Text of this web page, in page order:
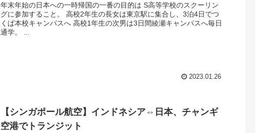
年末年始の日本への一時帰国の一番の目的は S高等学校のスクーリン
グに参加すること。 高校2年生の長女は東京駅に集合し、3泊4日でつ
くば本校キャンパスへ 高校1年生の次男は3日間綾瀬キャンパスへ毎日
通学。 ...
2023.01.26
【シンガポール航空】インドネシア⇔日本、チャンギ
空港でトランジット